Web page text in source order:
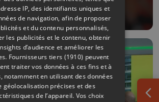
contrat pour Arnaud
IP, des identifiants uniques et
de navigation, afin de proposer
et du contenu personnalisés,
les publicités et le contenu, obtenir
d’audience et améliorer les
Fournisseurs tiers (1910) peuvent
traiter vos données à ces fins et à
notamment en utilisant des données
géolocalisation précises et des
de l’appareil. Vos choix